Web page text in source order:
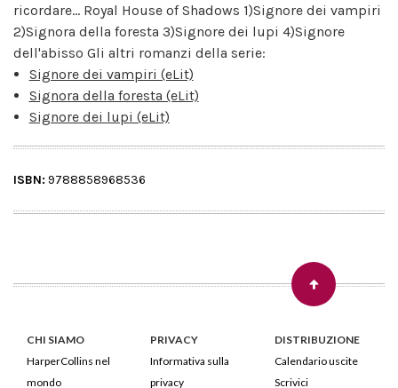
ricordare... Royal House of Shadows 1)Signore dei vampiri
2)Signora della foresta 3)Signore dei lupi 4)Signore
dell'abisso Gli altri romanzi della serie:
Signore dei vampiri (eLit)
Signora della foresta (eLit)
Signore dei lupi (eLit)
ISBN: 9788858968536
CHI SIAMO
HarperCollins nel
mondo
PRIVACY
Informativa sulla
privacy
DISTRIBUZIONE
Calendario uscite
Scrivici